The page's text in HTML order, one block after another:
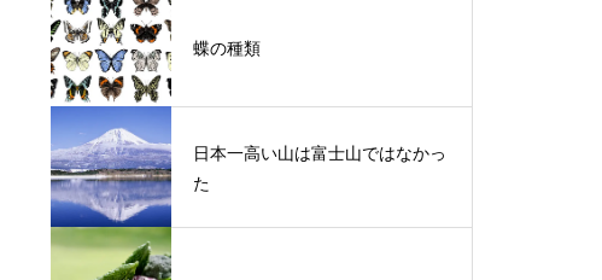
蝶の種類
日本一高い山は富士山ではなかっ
た